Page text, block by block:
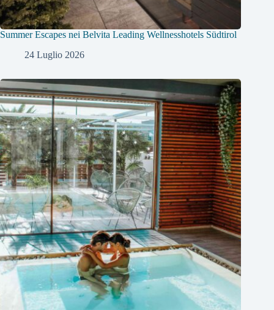
Summer Escapes nei Belvita Leading Wellnesshotels Südtirol
24 Luglio 2026